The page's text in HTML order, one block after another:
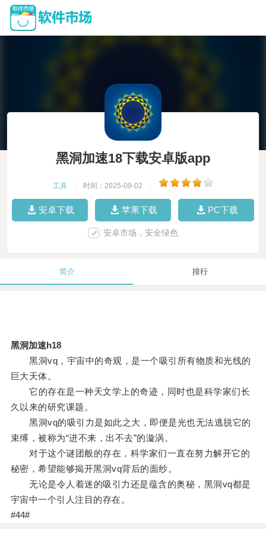
黑洞加速18下载安卓版app
工具 时间：2025-09-02
安卓下载 苹果下载 PC下载
安卓市场，安全绿色
简介 排行
黑洞加速h18
黑洞vq，宇宙中的奇观，是一个吸引所有物质和光线的
巨大天体。
它的存在是一种天文学上的奇迹，同时也是科学家们长
久以来的研究课题。
黑洞vq的吸引力是如此之大，即便是光也无法逃脱它的
束缚，被称为“进不来，出不去”的漩涡。
对于这个谜团般的存在，科学家们一直在努力解开它的
秘密，希望能够揭开黑洞vq背后的面纱。
无论是令人着迷的吸引力还是蕴含的奥秘，黑洞vq都是
宇宙中一个引人注目的存在。
#44#